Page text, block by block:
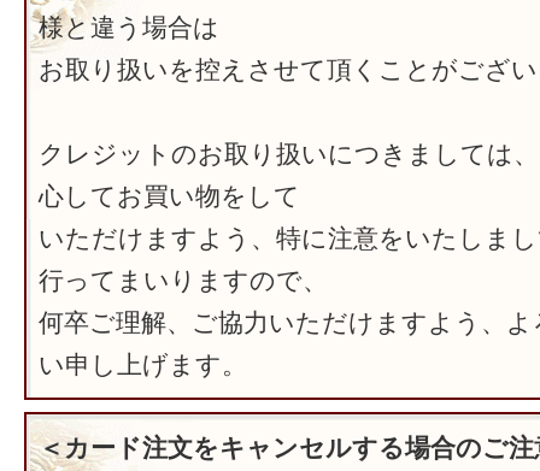
様と違う場合は
お取り扱いを控えさせて頂くことがござ
クレジットのお取り扱いにつきましては
心してお買い物をして
いただけますよう、特に注意をいたしま
行ってまいりますので、
何卒ご理解、ご協力いただけますよう、
い申し上げます。
＜カード注文をキャンセルする場合のご注